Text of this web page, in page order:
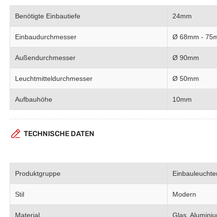
Benötigte Einbautiefe 24mm
Einbaudurchmesser Ø 68mm -
Außendurchmesser Ø 90mm
Leuchtmitteldurchmesser Ø 50mm
Aufbauhöhe 10mm
TECHNISCHE DATEN
Produktgruppe
Stil Modern
Material Glas,